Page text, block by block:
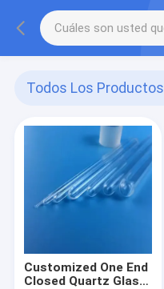
Todos Los Productos
Customized One End
Closed Quartz Glass